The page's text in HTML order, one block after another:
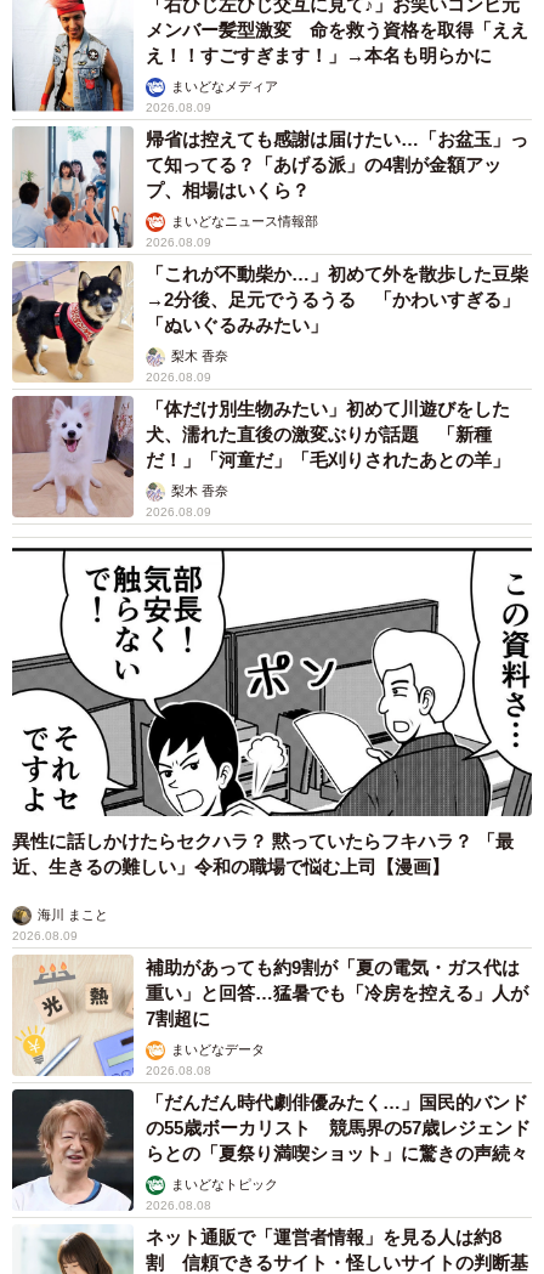
メンバー髪型激変 命を救う資格を取得「ええ
え！！すごすぎます！」→本名も明らかに
まいどなメディア
2026.08.09
帰省は控えても感謝は届けたい…「お盆玉」っ
て知ってる？「あげる派」の4割が金額アッ
プ、相場はいくら？
まいどなニュース情報部
2026.08.09
「これが不動柴か…」初めて外を散歩した豆柴
→2分後、足元でうるうる 「かわいすぎる」
「ぬいぐるみみたい」
梨木 香奈
2026.08.09
「体だけ別生物みたい」初めて川遊びをした
犬、濡れた直後の激変ぶりが話題 「新種
だ！」「河童だ」「毛刈りされたあとの羊」
梨木 香奈
2026.08.09
異性に話しかけたらセクハラ？ 黙っていたらフキハラ？ 「最
近、生きるの難しい」令和の職場で悩む上司【漫画】
海川 まこと
2026.08.09
補助があっても約9割が「夏の電気・ガス代は
重い」と回答…猛暑でも「冷房を控える」人が
7割超に
まいどなデータ
2026.08.08
「だんだん時代劇俳優みたく…」国民的バンド
の55歳ボーカリスト 競馬界の57歳レジェンド
らとの「夏祭り満喫ショット」に驚きの声続々
まいどなトピック
2026.08.08
ネット通販で「運営者情報」を見る人は約8
割 信頼できるサイト・怪しいサイトの判断基